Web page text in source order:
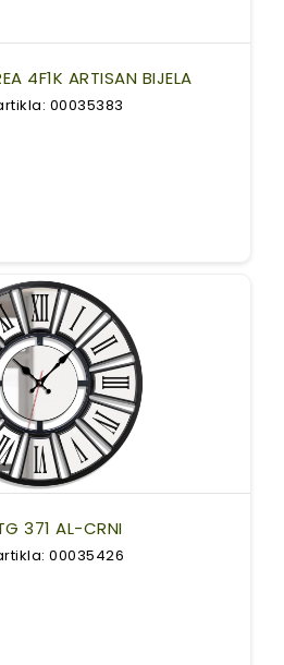
4F1K ARTISAN BIJELA
00035383
371 AL-CRNI
00035426